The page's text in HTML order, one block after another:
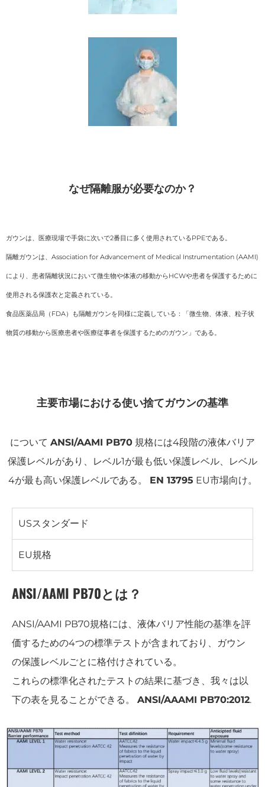
なぜ隔離服が必要なのか？
ガウンは、医療現場で手袋に次いで2番目に多く使用されているPPEである。
隔離ガウンは、Association for Advancement of Medical Instrumentation (AAMI)
により、患者隔離状況において微生物や体液の移動からHCWや患者を保護するために
使用される保護衣と定義されている。
食品医薬品局（FDA）も隔離ガウンを同様に定義している：「微生物、体液、粒子状
物質の移動から医療患者や医療従事者を保護するためのガウン」である。
主要市場における使い捨てガウンの基準
について ANSI/AAMI PB70 規格には4段階の液体バリア
保護レベルがあり、レベル1が最も低い保護レベル、レベル
4が最も高い保護レベルである。 EN 13795 EU市場向け。
USスタンダード
EU規格
ANSI/AAMI PB70とは？
ANSI/AAMI PB70規格には、液体バリア性能の基準を評
価するための4つの標準テストが含まれており、ガウン
の保護レベルごとに格付けされている。
これらの標準化されたテストの結果に基づき、我々は以
下の表を見ることができる。 ANSI/AAAMI PB70:2012.